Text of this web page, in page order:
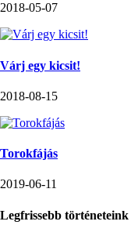
2018-05-07
Várj egy kicsit!
2018-08-15
Torokfájás
2019-06-11
Legfrissebb történeteink